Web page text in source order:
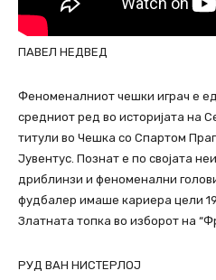
ПАВЕЛ НЕДВЕД
Феноменалниот чешки играч е
средниот ред во историјата на
титули во Чешка со Спартом
Јувентус. Познат е по својата
дриблинзи и феноменални
фудбалер имаше кариера цели
Златната топка во изборот на
РУД ВАН НИСТЕРЛОЈ